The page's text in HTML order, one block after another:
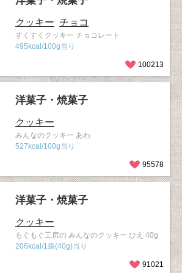
クッキー チョコ
すくすくクッキー チョコレート
495kcal/100g当り
100213
洋菓子・焼菓子
クッキー
みんなのクッキー あわ
527kcal/100g当り
95578
洋菓子・焼菓子
クッキー
もぐもぐ工房の みんなのクッキー ひえ 40g
206kcal/1袋(40g)当り
91021